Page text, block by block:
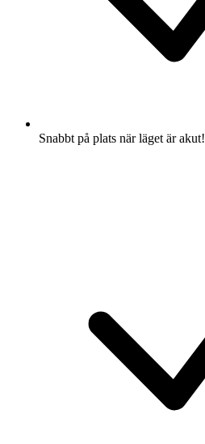
Snabbt på plats när läget är akut!